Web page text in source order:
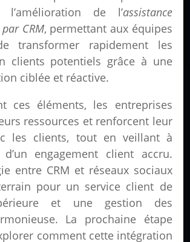
de l’assistance
CRM, permettant aux équipes
transformer rapidement les
clients potentiels grâce à une
ciblée et réactive.
ces éléments, les entreprises
ressources et renforcent leur
les clients, tout en veillant à
d’un engagement client accru.
entre CRM et réseaux sociaux
pour un service client de
et une gestion des
La prochaine étape
comment cette intégration